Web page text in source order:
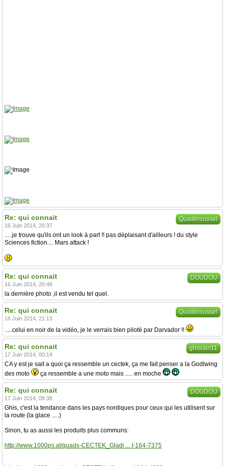
Quadéroussel
Re: qui connait
16 Juin 2014, 20:37
.....je trouve qu'ils ont un look à part !! pas déplaisant d'ailleurs ! du style
Sciences fiction.... Mars attack !
DOUDOU
Re: qui connait
16 Juin 2014, 20:48
la dernière photo ,il est vendu tel quel.
Quadéroussel
Re: qui connait
16 Juin 2014, 21:13
.....celui en noir de la vidéo, je le verrais bien piloté par Darvador !!
ghislain11
Re: qui connait
17 Juin 2014, 00:14
CA y est je sait a quoi ça ressemble un cectek, ça me fait penser a la Godlwing
des moto
ça ressemble a une moto mais ..... en moche
DOUDOU
Re: qui connait
17 Juin 2014, 08:38
Ghis, c'est la tendance dans les pays nordiques pour ceux qui les utilisent sur
la route (la glace .....)
Sinon, tu as aussi les produits plus communs:
http://www.1000ps.at/quads-CECTEK_Gladi ... I-164-7375